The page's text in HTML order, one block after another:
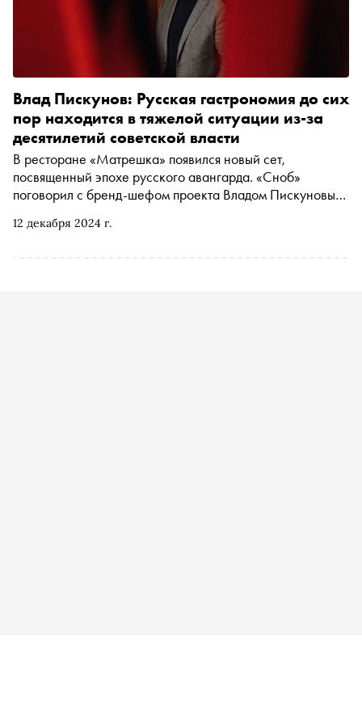
12 декабря 2024 г.
Влад Пискунов: Русская гастрономия до сих
пор находится в тяжелой ситуации из-за
десятилетий советской власти
В ресторане «Матрешка» появился новый сет,
посвященный эпохе русского авангарда. «Сноб»
поговорил с бренд-шефом проекта Владом Пискуновым,
авангардной еде, гастрономии времен НЭПа, вкусах,